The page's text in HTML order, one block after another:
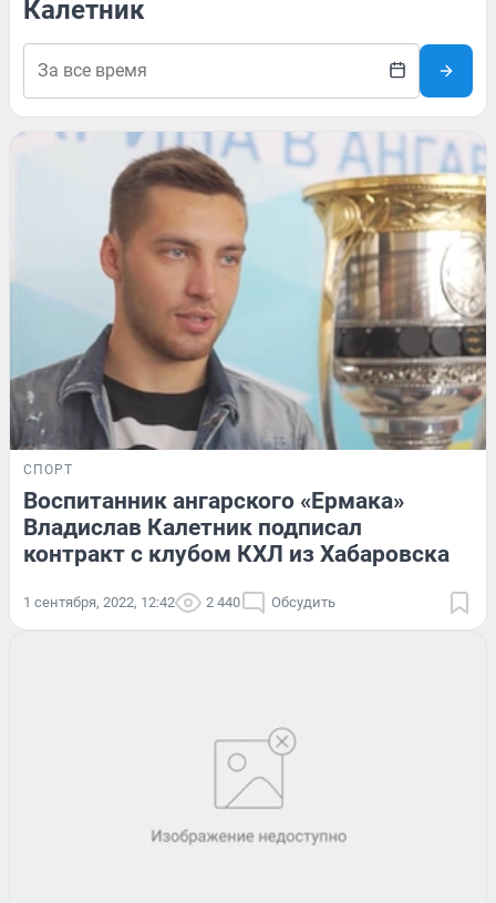
Калетник
СПОРТ
Воспитанник ангарского «Ермака»
Владислав Калетник подписал
контракт с клубом КХЛ из Хабаровска
1 сентября, 2022, 12:42 2 440 Обсудить